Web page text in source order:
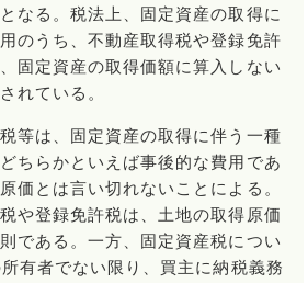
なる。税法上、固定資産の取得に
のうち、不動産取得税や登録免許
固定資産の取得価額に算入しない
れている。
等は、固定資産の取得に伴う一種
ちらかといえば事後的な費用であ
価とは言い切れないことによる。
や登録免許税は、土地の取得原価
である。一方、固定資産税につい
有者でない限り、買主に納税義務